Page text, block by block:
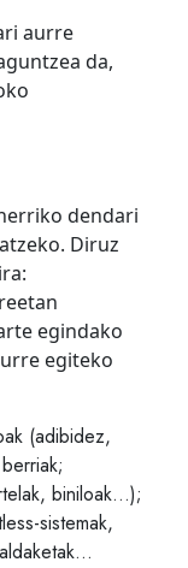
aurre
da,
dendari
Diruz
egindako
egiteko
(adibidez,
biniloak…);
sistemak,